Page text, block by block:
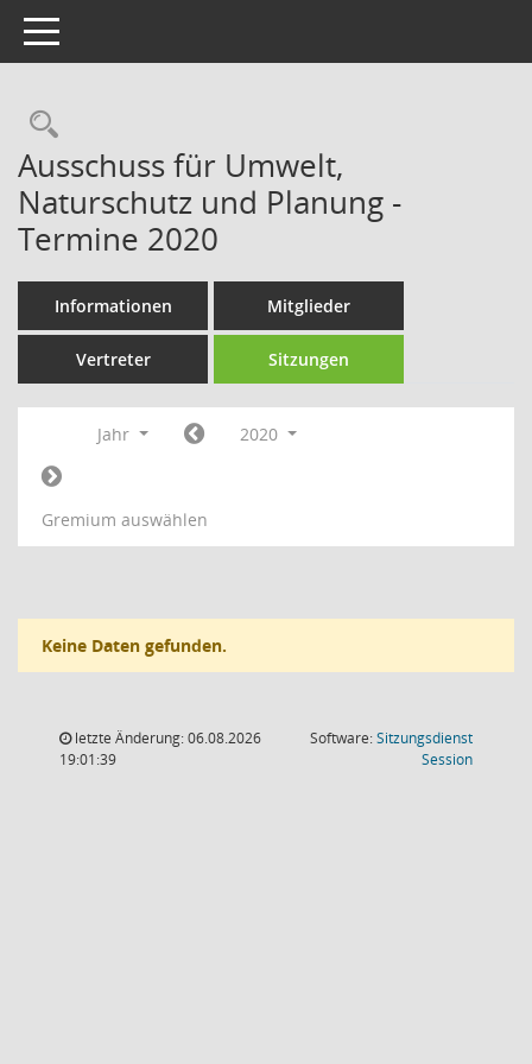
Toggle navigation
Rechercheauswahl
Ausschuss für Umwelt,
Naturschutz und Planung -
Termine 2020
Informationen Mitglieder
Vertreter Sitzungen
Jahr 2020
Gremium auswählen
Keine Daten gefunden.
letzte Änderung: 06.08.2026
19:01:39
Software:Sitzungsdienst
Session(Wird in